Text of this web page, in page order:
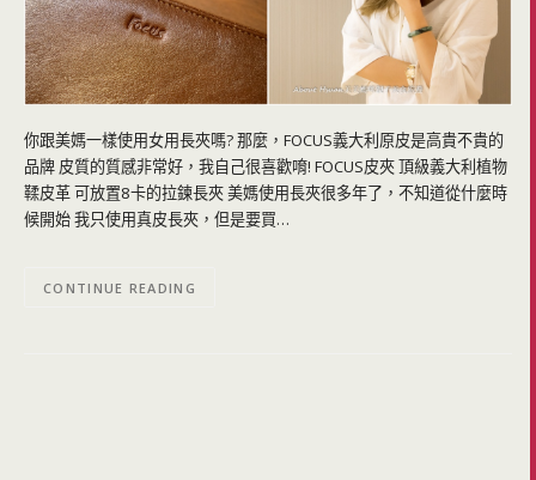
你跟美媽一樣使用女用長夾嗎? 那麼，FOCUS義大利原皮是高貴不貴的
品牌 皮質的質感非常好，我自己很喜歡唷! FOCUS皮夾 頂級義大利植物
鞣皮革 可放置8卡的拉鍊長夾 美媽使用長夾很多年了，不知道從什麼時
候開始 我只使用真皮長夾，但是要買…
CONTINUE READING